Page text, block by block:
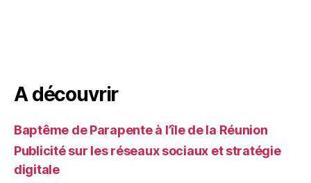
A découvrir
Baptême de Parapente à l’île de la Réunion
Publicité sur les réseaux sociaux et stratégie
digitale